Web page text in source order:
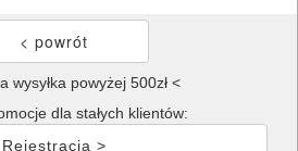
wysyłka powyżej 500zł <
dla stałych klientów:
Rejestracja >